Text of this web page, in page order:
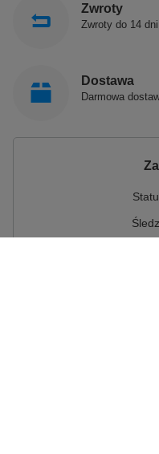
Zwroty
Zwroty do 14 dni
Dostawa
Darmowa